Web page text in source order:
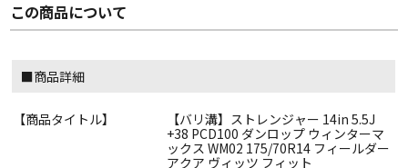
この商品について
■商品詳細
【商品タイトル】
【バリ溝】ストレンジャー 14in 5.5J
+38 PCD100 ダンロップ ウィンターマ
ックス WM02 175/70R14 フィールダー
アクア ヴィッツ フィット